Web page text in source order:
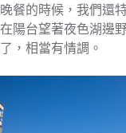
晚餐的時候，我們還
在陽台望著夜色湖邊
了，相當有情調。